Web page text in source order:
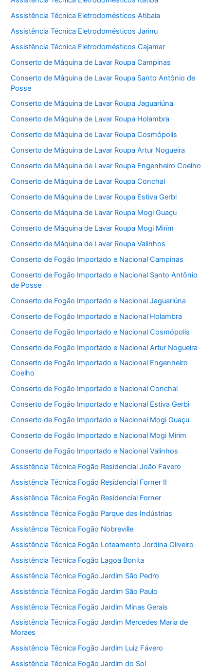
Assistência Técnica Eletrodomésticos Atibaia
Assistência Técnica Eletrodomésticos Jarinu
Assistência Técnica Eletrodomésticos Cajamar
Conserto de Máquina de Lavar Roupa Campinas
Conserto de Máquina de Lavar Roupa Santo Antônio de
Posse
Conserto de Máquina de Lavar Roupa Jaguariúna
Conserto de Máquina de Lavar Roupa Holambra
Conserto de Máquina de Lavar Roupa Cosmópolis
Conserto de Máquina de Lavar Roupa Artur Nogueira
Conserto de Máquina de Lavar Roupa Engenheiro Coelho
Conserto de Máquina de Lavar Roupa Conchal
Conserto de Máquina de Lavar Roupa Estiva Gerbi
Conserto de Máquina de Lavar Roupa Mogi Guaçu
Conserto de Máquina de Lavar Roupa Mogi Mirim
Conserto de Máquina de Lavar Roupa Valinhos
Conserto de Fogão Importado e Nacional Campinas
Conserto de Fogão Importado e Nacional Santo Antônio
de Posse
Conserto de Fogão Importado e Nacional Jaguariúna
Conserto de Fogão Importado e Nacional Holambra
Conserto de Fogão Importado e Nacional Cosmópolis
Conserto de Fogão Importado e Nacional Artur Nogueira
Conserto de Fogão Importado e Nacional Engenheiro
Coelho
Conserto de Fogão Importado e Nacional Conchal
Conserto de Fogão Importado e Nacional Estiva Gerbi
Conserto de Fogão Importado e Nacional Mogi Guaçu
Conserto de Fogão Importado e Nacional Mogi Mirim
Conserto de Fogão Importado e Nacional Valinhos
Assistência Técnica Fogão Residencial João Favero
Assistência Técnica Fogão Residencial Forner II
Assistência Técnica Fogão Residencial Forner
Assistência Técnica Fogão Parque das Indústrias
Assistência Técnica Fogão Nobreville
Assistência Técnica Fogão Loteamento Jordina Oliveiro
Assistência Técnica Fogão Lagoa Bonita
Assistência Técnica Fogão Jardim São Pedro
Assistência Técnica Fogão Jardim São Paulo
Assistência Técnica Fogão Jardim Minas Gerais
Assistência Técnica Fogão Jardim Mercedes Maria de
Moraes
Assistência Técnica Fogão Jardim Luiz Fávero
Assistência Técnica Fogão Jardim do Sol